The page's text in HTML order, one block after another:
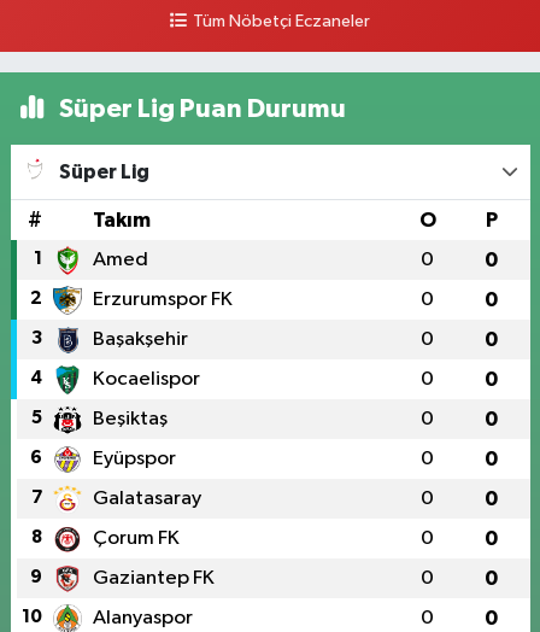
Tüm Nöbetçi Eczaneler
Süper Lig Puan Durumu
Süper Lig
# Takım O P
1 Amed 0 0
2 Erzurumspor FK 0 0
3 Başakşehir 0 0
4 Kocaelispor 0 0
5 Beşiktaş 0 0
6 Eyüpspor 0 0
7 Galatasaray 0 0
8 Çorum FK 0 0
9 Gaziantep FK 0 0
10 Alanyaspor 0 0